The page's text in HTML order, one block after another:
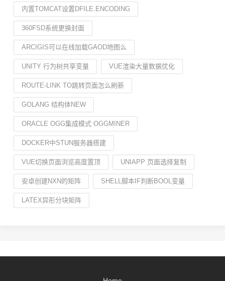
内置TOMCAT设置DFILE.ENCODING
360FSD系统更换封面
ARCIGIS可以在线加载GAOD地图么
UNITY 行为树共享变量 VUE渲染大量数据优化
ROUTE-LINK TO跳转页面怎么刷新
GOLANG 结构体NEW
ORACLE OGG集成模式 OGGMINER
DOCKER中STUN服务器搭建
VUE切换页面浏览高度置顶 UNIAPP 页面选择复制
安卓创建NXN的矩阵 SHELL脚本IF判断BOOL变量
LATEX异形分块矩阵